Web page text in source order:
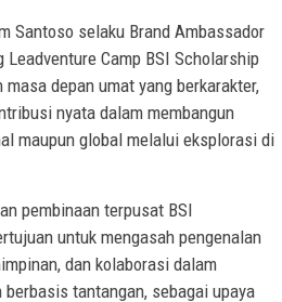
Santoso selaku Brand Ambassador
Leadventure Camp BSI Scholarship
depan umat yang berkarakter,
nyata dalam membangun
maupun global melalui eksplorasi di
pembinaan terpusat BSI
untuk mengasah pengenalan
dan kolaborasi dalam
tantangan, sebagai upaya